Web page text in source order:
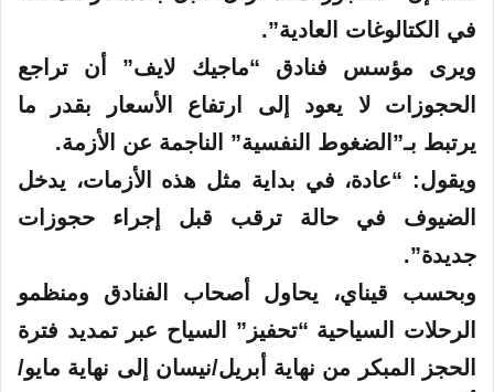
في الكتالوغات العادية”.
ويرى مؤسس فنادق “ماجيك لايف” أن تراجع
الحجوزات لا يعود إلى ارتفاع الأسعار بقدر ما
يرتبط بـ”الضغوط النفسية” الناجمة عن الأزمة.
ويقول: “عادة، في بداية مثل هذه الأزمات، يدخل
الضيوف في حالة ترقب قبل إجراء حجوزات
جديدة”.
وبحسب قيناي، يحاول أصحاب الفنادق ومنظمو
الرحلات السياحية “تحفيز” السياح عبر تمديد فترة
الحجز المبكر من نهاية أبريل/نيسان إلى نهاية مايو/